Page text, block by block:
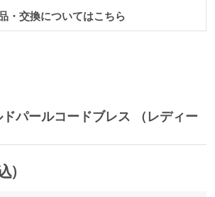
・交換についてはこちら
パールコードブレス （レディー
)